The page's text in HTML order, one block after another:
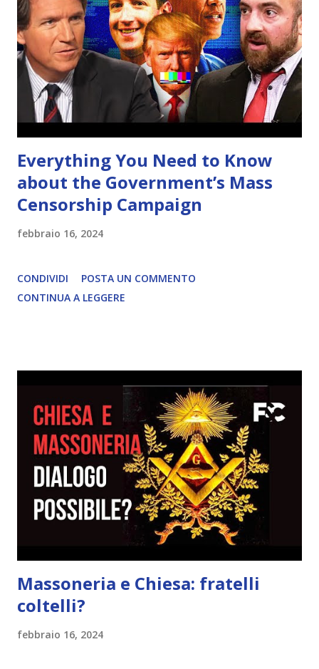
Everything You Need to Know
about the Government’s Mass
Censorship Campaign
febbraio 16, 2024
CONDIVIDI
POSTA UN COMMENTO
CONTINUA A LEGGERE
Massoneria e Chiesa: fratelli
coltelli?
febbraio 16, 2024